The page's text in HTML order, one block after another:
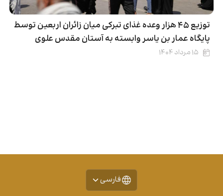
توزیع ۴۵ هزار وعده غذای تبرکی میان زائران اربعین توسط
پایگاه عمار بن یاسر وابسته به آستان مقدس علوی
۱۵ مرداد ۱۴۰۴
فارسی